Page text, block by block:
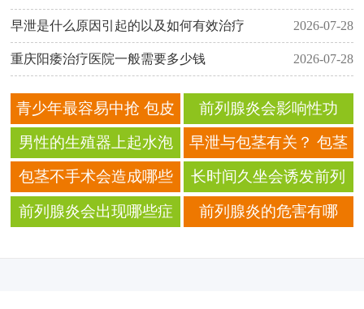
早泄是什么原因引起的以及如何有效治疗 2026-07-28
重庆阳痿治疗医院一般需要多少钱 2026-07-28
青少年最容易中抢 包皮
龟头炎了解一下
前列腺炎会影响性功
能？ 前列腺炎是怎么导
致不育的？
男性的生殖器上起水泡
是什么病
早泄与包茎有关？ 包茎
造成的危害不可忽视！
包茎不手术会造成哪些
危害？
长时间久坐会诱发前列
腺炎？ 如何预防前列腺
前列腺炎会出现哪些症
前列腺炎的危害有哪